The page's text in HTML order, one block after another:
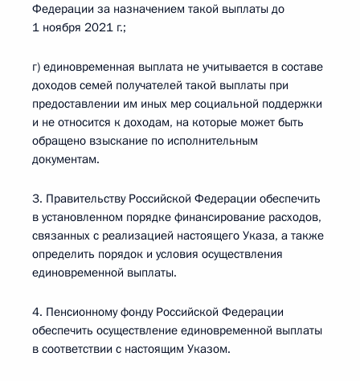
Федерации за назначением такой выплаты до
1 ноября 2021 г.;
г) единовременная выплата не учитывается в составе
доходов семей получателей такой выплаты при
предоставлении им иных мер социальной поддержки
и не относится к доходам, на которые может быть
обращено взыскание по исполнительным
документам.
3. Правительству Российской Федерации обеспечить
в установленном порядке финансирование расходов,
связанных с реализацией настоящего Указа, а также
определить порядок и условия осуществления
единовременной выплаты.
4. Пенсионному фонду Российской Федерации
обеспечить осуществление единовременной выплаты
в соответствии с настоящим Указом.